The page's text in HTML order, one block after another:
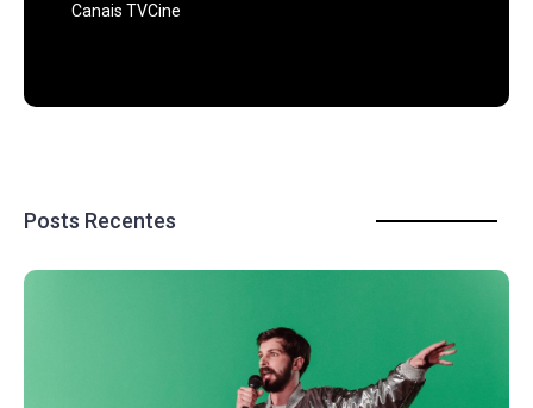
Canais TVCine
Posts Recentes